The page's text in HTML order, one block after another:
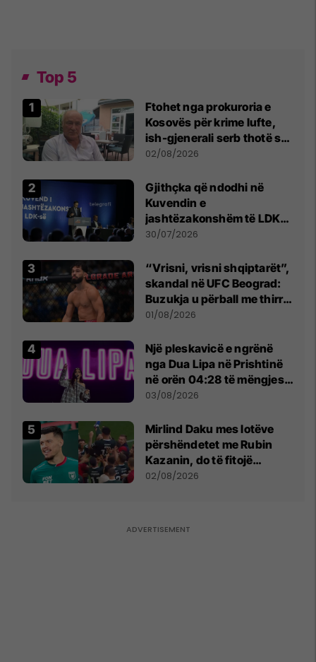
Top 5
Ftohet nga prokuroria e
Kosovës për krime lufte,
ish-gjenerali serb thotë se
dikush e tradhtoi në
02/08/2026
Gjithçka që ndodhi në
Kuvendin e
jashtëzakonshëm të LDK-
së
30/07/2026
“Vrisni, vrisni shqiptarët”,
skandal në UFC Beograd:
Buzukja u përball me thirrje
anti-shqiptare nga
01/08/2026
Një pleskavicë e ngrënë
nga Dua Lipa në Prishtinë
në orën 04:28 të mëngjesit
- dhe bota digjitale serbe
03/08/2026
Mirlind Daku mes lotëve
përshëndetet me Rubin
Kazanin, do të fitojë
miliona te Spartak Moska
02/08/2026